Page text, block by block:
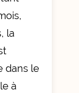
la
dans le
à